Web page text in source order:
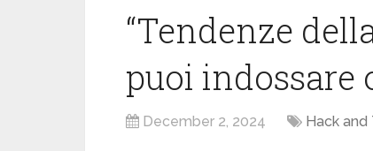
“Tendenze
puoi indossare
December 2, 2024 Hack and